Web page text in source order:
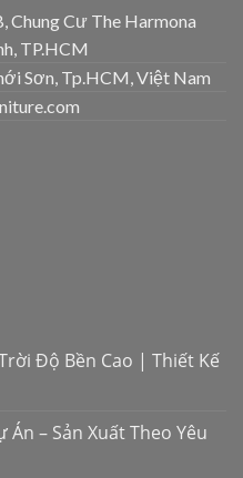
Chung Cư The Harmona
TP.HCM
Sơn, Tp.HCM, Việt Nam
Độ Bền Cao | Thiết Kế
Án – Sản Xuất Theo Yêu